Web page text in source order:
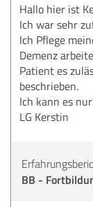
Hallo hier ist
Ich war sehr
Ich Pflege
Demenz
Patient es
beschrieben.
Ich kann es
LG Kerstin
BB -